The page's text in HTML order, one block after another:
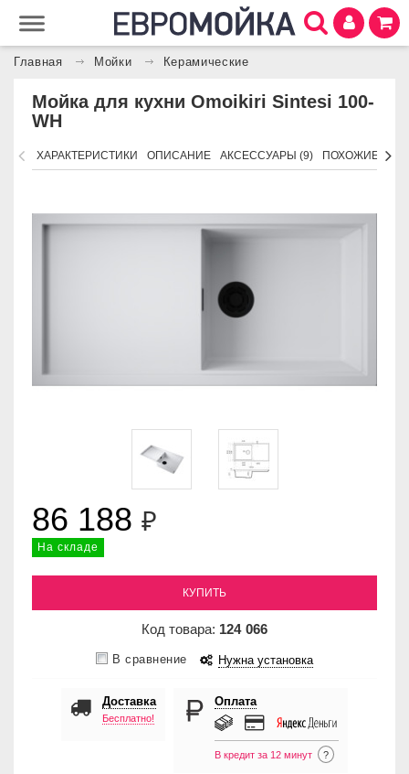
Главная Мойки Керамические
Мойка для кухни Omoikiri Sintesi 100-
WH
ХАРАКТЕРИСТИКИ ОПИСАНИЕ АКСЕССУАРЫ (9) ПОХОЖИЕ
86 188 ₽
На складе
КУПИТЬ
Код товара: 124 066
В сравнение Нужна установка
Доставка
Бесплатно!
Оплата
В кредит за 12 минут ?